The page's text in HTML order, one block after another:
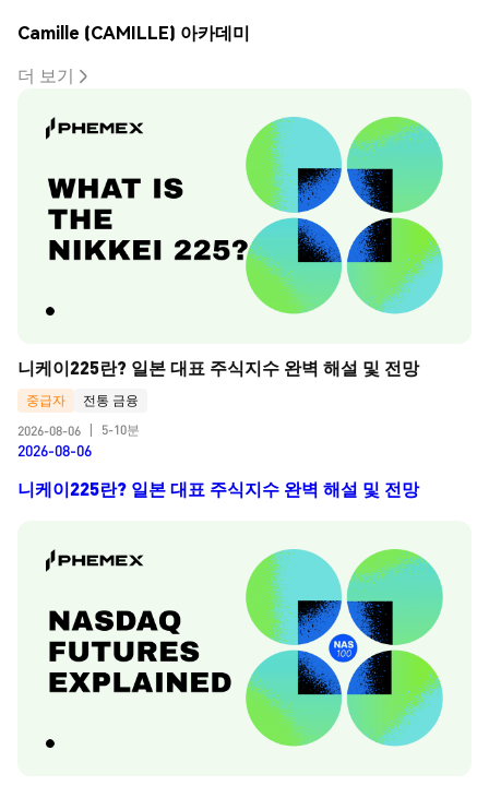
Camille (CAMILLE) 아카데미
더 보기
니케이225란? 일본 대표 주식지수 완벽 해설 및 전망
중급자
전통 금융
2026-08-06
5-10분
2026-08-06
니케이225란? 일본 대표 주식지수 완벽 해설 및 전망